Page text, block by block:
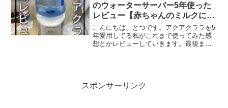
のウォーターサーバー5年使った
レビュー【赤ちゃんのミルクに最
適】
こんにちは、とつです。アクアクララを5
年愛用してる私がこれまで使ってみた感
想とかレビューしていきます。最後まで
スポンサーリンク